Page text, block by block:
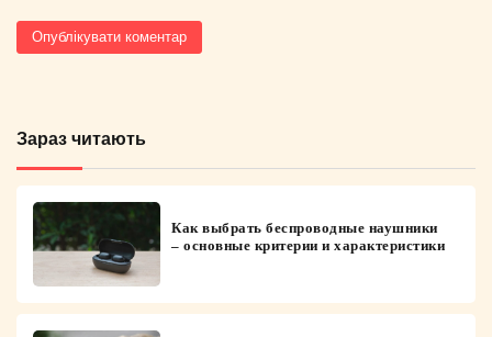
Зараз читають
Как выбрать беспроводные наушники
– основные критерии и характеристики